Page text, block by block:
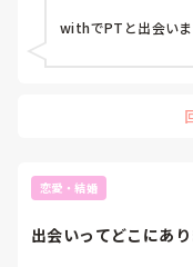
withでPTと出会いま
恋愛・結婚
出会いってどこにあ